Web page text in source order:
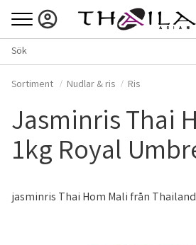
Sortiment Nudlar & ris Ris
Jasminris Thai
1kg Royal
jasminris Thai Hom Mali från Thailand